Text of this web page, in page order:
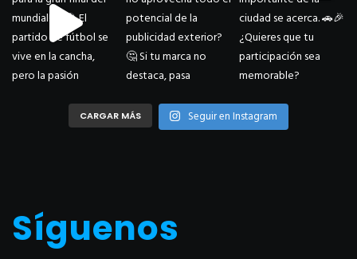
CARGAR MÁS Seguir en Instagram
Síguenos